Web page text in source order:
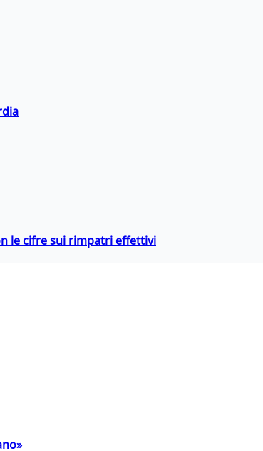
le cifre sui rimpatri effettivi